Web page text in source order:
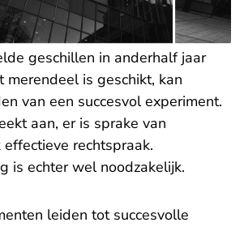
geschillen in anderhalf jaar
merendeel is geschikt, kan
van een succesvol experiment.
aan, er is sprake van
rechtspraak.
is echter wel noodzakelijk.
leiden tot succesvolle